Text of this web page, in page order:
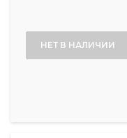
НЕТ В НАЛИЧИИ